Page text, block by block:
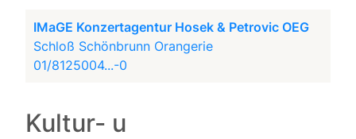
IMaGE Konzertagentur Hosek & Petrovic OEG
Schloß Schönbrunn Orangerie
01/8125004...-0
Kultur- u